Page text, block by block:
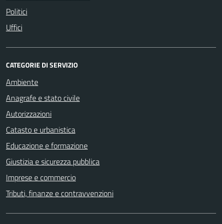
Politici
Uffici
CATEGORIE DI SERVIZIO
Ambiente
Anagrafe e stato civile
Autorizzazioni
Catasto e urbanistica
Educazione e formazione
Giustizia e sicurezza pubblica
Imprese e commercio
Tributi, finanze e contravvenzioni